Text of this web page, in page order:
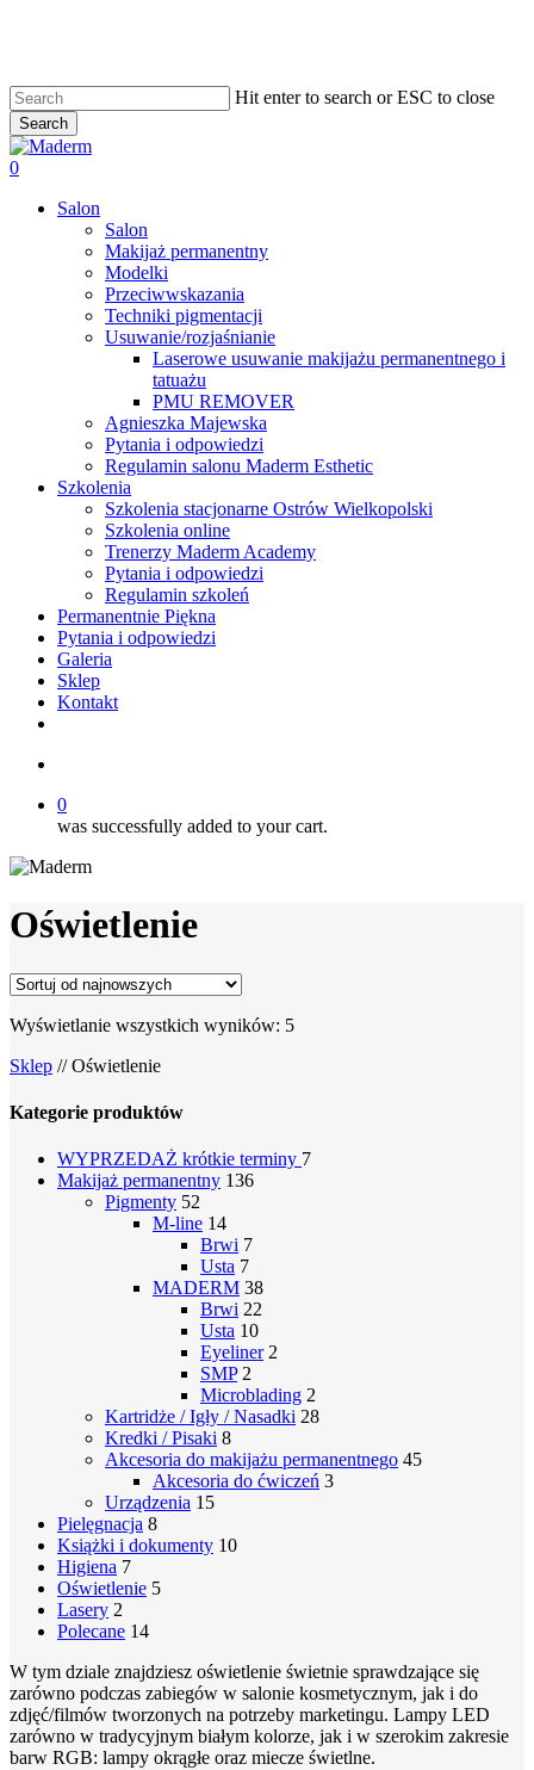
content
Hit enter to search or ESC to close
Search
Close
Search
search
0
Salon
Salon
Makijaż permanentny
Modelki
Przeciwwskazania
Techniki pigmentacji
Usuwanie/rozjaśnianie
Laserowe usuwanie makijażu permanentnego i
tatuażu
PMU REMOVER
Agnieszka Majewska
Pytania i odpowiedzi
Regulamin salonu Maderm Esthetic
Szkolenia
Szkolenia stacjonarne Ostrów Wielkopolski
Szkolenia online
Trenerzy Maderm Academy
Pytania i odpowiedzi
Regulamin szkoleń
Permanentnie Piękna
Pytania i odpowiedzi
Galeria
Sklep
Kontakt
0
was successfully added to your cart.
Oświetlenie
Wyświetlanie wszystkich wyników: 5Posortowane
Sklep // Oświetlenie
Kategorie produktów
WYPRZEDAŻ krótkie terminy 7
Makijaż permanentny 136
Pigmenty 52
M-line 14
Brwi 7
Usta 7
MADERM 38
Brwi 22
Usta 10
Eyeliner 2
SMP 2
Microblading 2
Kartridże / Igły / Nasadki 28
Kredki / Pisaki 8
Akcesoria do makijażu permanentnego 45
Akcesoria do ćwiczeń 3
Urządzenia 15
Pielęgnacja 8
Książki i dokumenty 10
Higiena 7
Oświetlenie 5
Lasery 2
Polecane 14
W tym dziale znajdziesz oświetlenie świetnie sprawdzające się
zarówno podczas zabiegów w salonie kosmetycznym, jak i do
zdjęć/filmów tworzonych na potrzeby marketingu. Lampy LED
zarówno w tradycyjnym białym kolorze, jak i w szerokim zakresie
barw RGB: lampy okrągłe oraz miecze świetlne.